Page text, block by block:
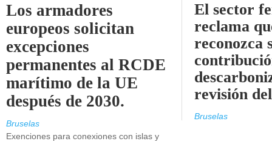
Los armadores
europeos solicitan
excepciones
permanentes al RCDE
marítimo de la UE
después de 2030.
Bruselas
Exenciones para conexiones con islas y
El sector
reclama
reconozca
revisión
Bruselas